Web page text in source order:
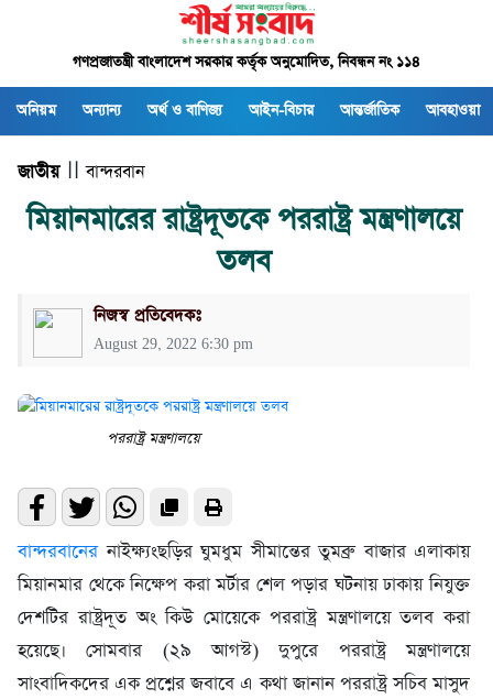
গণপ্রজাতন্ত্রী বাংলাদেশ সরকার কর্তৃক অনুমোদিত, নিবন্ধন নং ১১৪
অনিয়ম অন্যান্য অর্থ ও বাণিজ্য আইন-বিচার আন্তর্জাতিক আবহাওয়া
জাতীয়| |বান্দরবান
মিয়ানমারের রাষ্ট্রদূতকে পররাষ্ট্র মন্ত্রণালয়ে
তলব
নিজস্ব প্রতিবেদকঃ
August 29, 2022 6:30 pm
পররাষ্ট্র মন্ত্রণালয়ে
বান্দরবানেরনাইক্ষ্যংছড়ির ঘুমধুম সীমান্তের তুমব্রু বাজার এলাকায়
মিয়ানমার থেকে নিক্ষেপ করা মর্টার শেল পড়ার ঘটনায় ঢাকায় নিযুক্ত
দেশটির রাষ্ট্রদূত অং কিউ মোয়েকে পররাষ্ট্র মন্ত্রণালয়ে তলব করা
হয়েছে। সোমবার (২৯ আগস্ট) দুপুরে পররাষ্ট্র মন্ত্রণালয়ে
সাংবাদিকদের এক প্রশ্নের জবাবে এ কথা জানান পররাষ্ট্র সচিব মাসুদ